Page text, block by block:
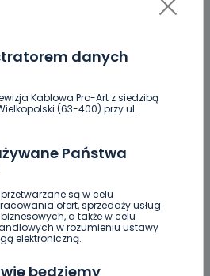
danych
Kablowa Pro-Art z siedzibą
(63-400) przy ul.
Państwa
są w celu
ofert, sprzedaży usług
a także w celu
w rozumieniu ustawy
elektroniczną.
będziemy
w Ostrowie
14:00
w remoncie. Urząd